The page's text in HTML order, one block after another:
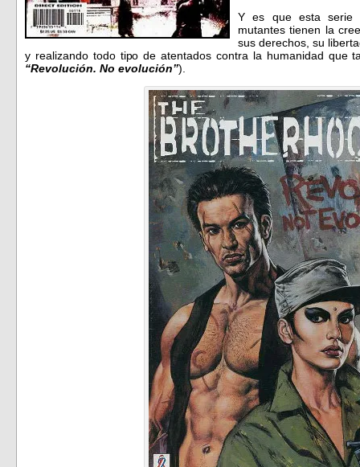
Y es que esta serie
mutantes tienen la
sus derechos, su
y realizando todo tipo de atentados contra la humanidad que
“Revolución. No evolución”).